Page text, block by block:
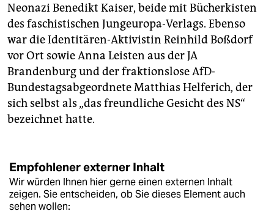
Neonazi Benedikt Kaiser, beide mit Bücherkisten
des faschistischen Jungeuropa-Verlags. Ebenso
war die Identitären-Aktivistin Reinhild Boßdorf
vor Ort sowie Anna Leisten aus der JA
Brandenburg und der fraktionslose AfD-
Bundestagsabgeordnete Matthias Helferich, der
sich selbst als „das freundliche Gesicht des NS“
bezeichnet hatte.
Empfohlener externer Inhalt
Wir würden Ihnen hier gerne einen externen Inhalt
zeigen. Sie entscheiden, ob Sie dieses Element auch
sehen wollen: